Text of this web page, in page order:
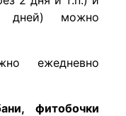
дней) можно
ежедневно
фитобочки